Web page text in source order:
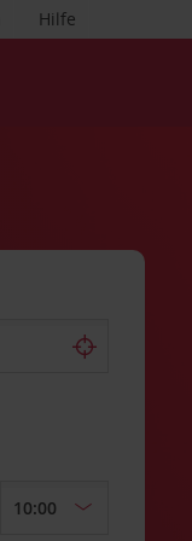
Hilfe